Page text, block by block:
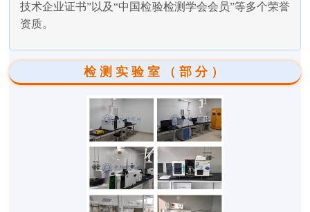
技术企业证书”以及“中国检验检测学会会员”等多个荣誉
资质。
检测实验室（部分）